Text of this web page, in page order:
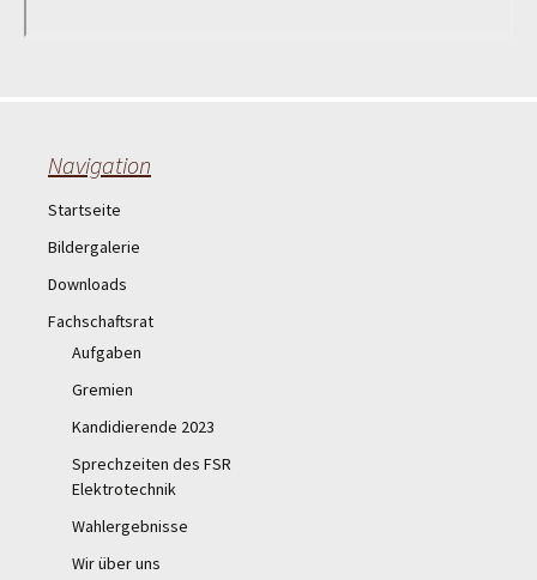
Navigation
Startseite
Bildergalerie
Downloads
Fachschaftsrat
Aufgaben
Gremien
Kandidierende 2023
Sprechzeiten des FSR
Elektrotechnik
Wahlergebnisse
Wir über uns